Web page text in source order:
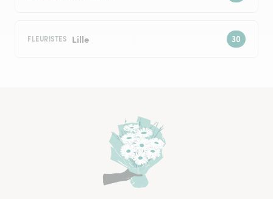
FLEURISTES Lille